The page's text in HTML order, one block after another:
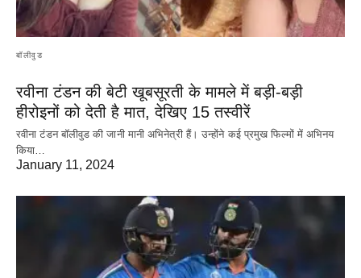
बॉलीवुड
रवीना टंडन की बेटी खूबसूरती के मामले में बड़ी-बड़ी
हीरोइनों को देती है मात, देखिए 15 तस्वीरें
रवीना टंडन बॉलीवुड की जानी मानी अभिनेत्री हैं। उन्होंने कई प्रमुख फिल्मों में अभिनय
किया…
January 11, 2024